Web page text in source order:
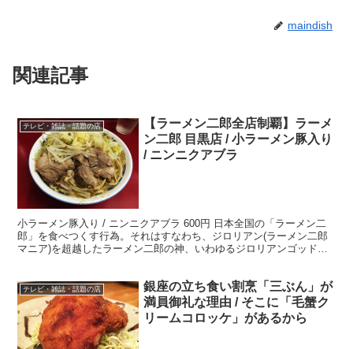
maindish
関連記事
テレビ・雑誌・話題の店
【ラーメン二郎全店制覇】ラーメ
ン二郎 目黒店 / 小ラーメン豚入り
/ ニンニクアブラ
小ラーメン豚入り / ニンニクアブラ 600円 日本全国の「ラーメン二
郎」を食べつくす行為。それはすなわち、ジロリアン(ラーメン二郎
マニア)を超越したラーメン二郎の神、いわゆるジロリアンゴッドに
テレビ・雑誌・話題の店
銀座の立ち食い割烹「三ぶん」が
満員御礼な理由 / そこに「毛蟹ク
リームコロッケ」があるから